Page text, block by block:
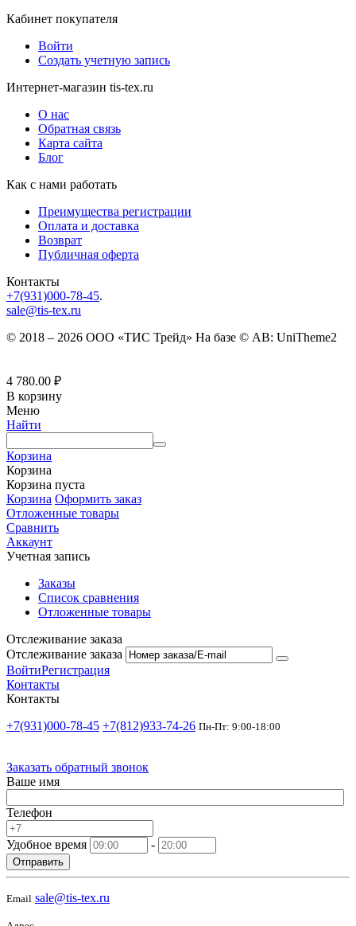
Кабинет покупателя
Войти
Создать учетную запись
Интернет-магазин tis-tex.ru
О нас
Обратная связь
Карта сайта
Блог
Как с нами работать
Преимущества регистрации
Оплата и доставка
Возврат
Публичная оферта
Контакты
+7(931)000-78-45.
sale@tis-tex.ru
© 2018 – 2026 ООО «ТИС Трейд» На базе © AB: UniTheme2
4 780.00 ₽
В корзину
Меню
Найти
Корзина
Корзина
Корзина пуста
Корзина Оформить заказ
Отложенные товары
Сравнить
Аккаунт
Учетная запись
Заказы
Список сравнения
Отложенные товары
Отслеживание заказа
Отслеживание заказа
ВойтиРегистрация
Контакты
Контакты
+7(931)000-78-45 +7(812)933-74-26 Пн-Пт: 9:00-18:00
Заказать обратный звонок
Ваше имя
Телефон
Удобное время -
Отправить
Email sale@tis-tex.ru